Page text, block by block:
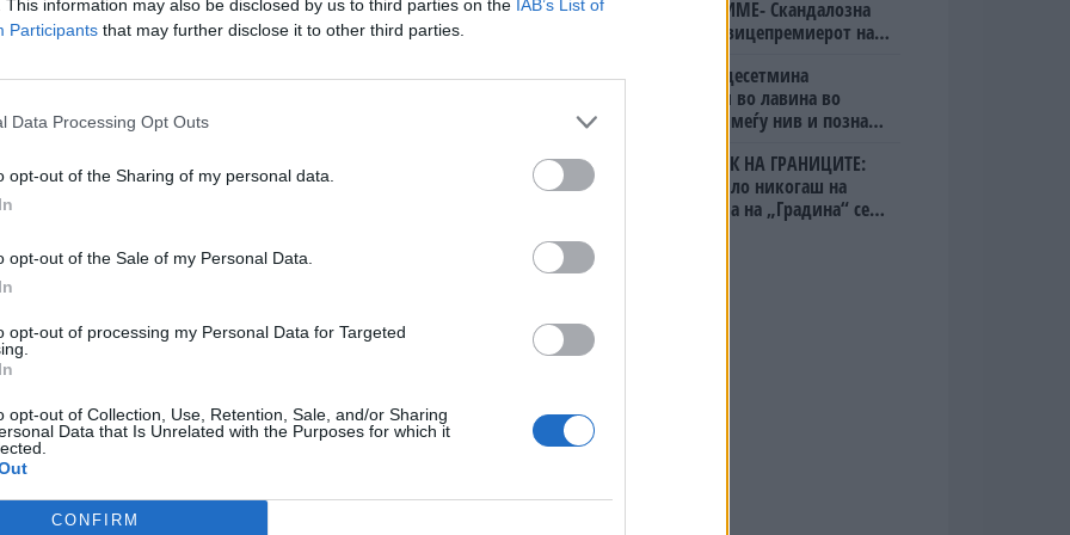
This information may also be disclosed by us to third parties on the IAB’s List of
Participants that may further disclose it to other third parties.
Data Processing Opt Outs
opt-out of the Sharing of my personal data.
opt-out of the Sale of my Personal Data.
opt-out of processing my Personal Data for Targeted
opt-out of Collection, Use, Retention, Sale, and/or Sharing
Data that Is Unrelated with the Purposes for which it
CONFIRM
видео кое ги загрижи сите навивачи на
нивниот прв натпревар на Светското
на Светското првенство против
од видео на кое се гледаат тројца
од хотелот каде што престојувале.
Сојунџу и уште двајца репрезентативци,
наводно биле фатени како пушат.
додека други велат дека станува збор за
навивачи, па многумина веќе почнаа
барајќи итно исклучување на лицата кои
асоцијација.
„Сепак сте губитници“, „Ова е штета, дали
ОСЛОБОДИМЕ- Скандалозна
објава на вицепремиерот на
Исчезнаа десетмина
алпинисти во лавина во
Пакистан- меѓу нив и познат
БЕЛ ШТРАЈК НА ГРАНИЦИТЕ:
Вака не било никогаш на
„Евзони“, а на „Градина“ се